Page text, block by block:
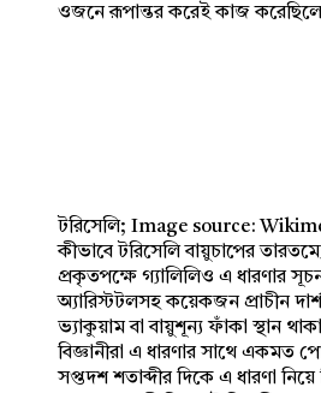
ওজনে রূপান্তর করেই কাজ
টরিসেলি; Image source:
কীভাবে টরিসেলি বায়ুচাপের
প্রকৃতপক্ষে গ্যালিলিও এ ধারণার
অ্যারিস্টটলসহ কয়েকজন প্রাচীন
ভ্যাকুয়াম বা বায়ুশূন্য ফাঁকা স্থান
বিজ্ঞানীরা এ ধারণার সাথে একমত
সপ্তদশ শতাব্দীর দিকে এ ধারণা নিয়ে